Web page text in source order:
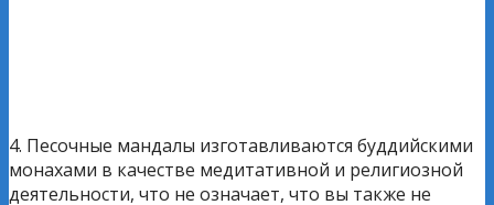
4. Песочные мандалы изготавливаются буддийскими
монахами в качестве медитативной и религиозной
деятельности, что не означает, что вы также не